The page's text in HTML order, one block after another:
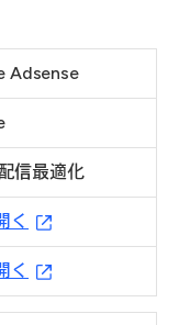
Adsense
信最適化
く
く